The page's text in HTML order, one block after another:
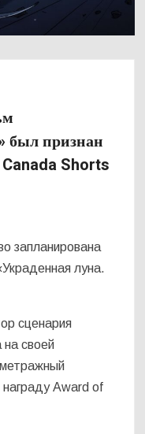
был признан
Shorts
запланирована
луна.
сценария
своей
Award of